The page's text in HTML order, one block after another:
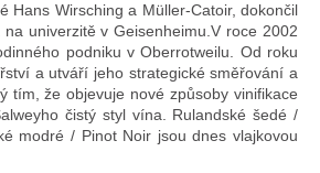
Hans Wirsching a Müller-Catoir, dokončil
univerzitě v Geisenheimu.V roce 2002
podniku v Oberrotweilu. Od roku
a utváří jeho strategické směřování a
tím, že objevuje nové způsoby vinifikace
čistý styl vína. Rulandské šedé /
modré / Pinot Noir jsou dnes vlajkovou